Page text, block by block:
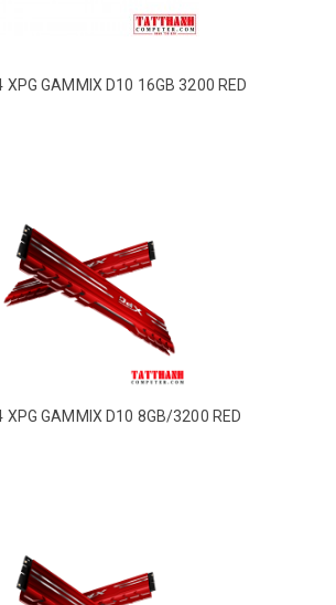
XPG GAMMIX D10 16GB 3200 RED
XPG GAMMIX D10 8GB/3200 RED